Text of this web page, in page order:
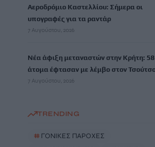
Αεροδρόμιο Καστελλίου: Σήμερα οι
υπογραφές για τα ραντάρ
7 Αυγούστου, 2026
Νέα άφιξη μεταναστών στην Κρήτη: 58
άτομα έφτασαν με λέμβο στον
7 Αυγούστου, 2026
TRENDING
# ΓΟΝΙΚΕΣ ΠΑΡΟΧΕΣ